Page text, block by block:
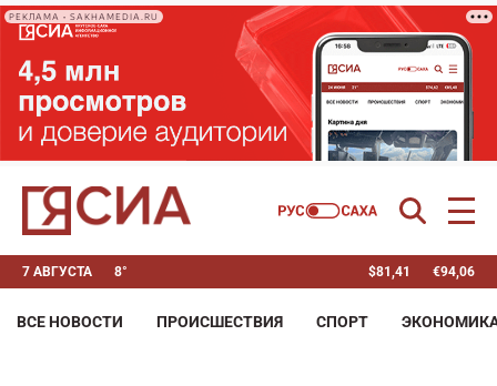
РЕКЛАМА • SAKHAMEDIA.RU
7 АВГУСТА 8° $81,41 €94,06
ВСЕ НОВОСТИ ПРОИСШЕСТВИЯ СПОРТ